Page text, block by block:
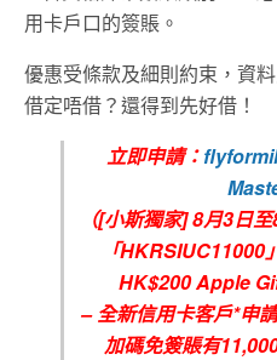
用卡戶口的簽賬。
優惠受條款及細則約束，資
借定唔借？還得到先好借！
立即申請：
（[小斯獨家] 8月3日
「
HK$200 Apple
– 全新信用卡客戶*申
加碼免簽賬有